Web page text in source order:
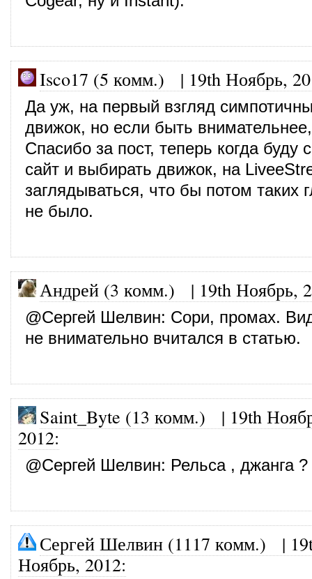
Isco17 (5 комм.) | 19th Ноябрь,
Да уж, на первый взгляд
движок, но если быть
Спасибо за пост, теперь когда буду
сайт и выбирать движок, на
заглядываться, что бы потом таких
не было.
Андрей (3 комм.) | 19th Ноябрь,
@Сергей Шелвин: Сори, промах.
не внимательно вчитался в статью.
Saint_Byte (13 комм.) | 19th
2012:
@Сергей Шелвин: Рельса , джанга ?
Сергей Шелвин (1117 комм.) |
Ноябрь, 2012: